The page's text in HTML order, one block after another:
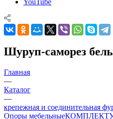
YouTube
Шуруп-саморез
Главная
—
Каталог
—
крепежная и соединительная
Опоры мебельные